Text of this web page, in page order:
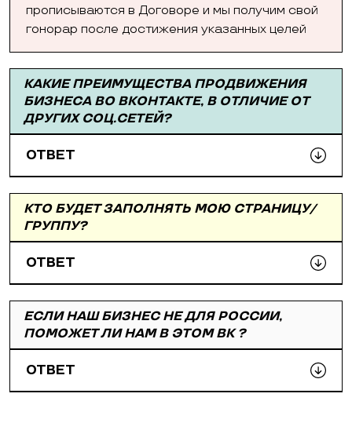
прописываются в Договоре и мы получим свой
гонорар после достижения указанных целей
КАКИЕ ПРЕИМУЩЕСТВА ПРОДВИЖЕНИЯ
БИЗНЕСА ВО ВКОНТАКТЕ, В ОТЛИЧИЕ ОТ
ДРУГИХ СОЦ.СЕТЕЙ?
ОТВЕТ
КТО БУДЕТ ЗАПОЛНЯТЬ МОЮ СТРАНИЦУ/
ГРУППУ?
ОТВЕТ
ЕСЛИ НАШ БИЗНЕС НЕ ДЛЯ РОССИИ,
ПОМОЖЕТ ЛИ НАМ В ЭТОМ ВК ?
ОТВЕТ